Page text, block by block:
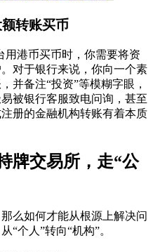
转账买币
用港币买币时，你需要将资
对于银行来说，你向一个素
并备注“投资”等模糊字眼，
被银行客服致电问询，甚至
册的金融机构转账有着本质
牌交易所，走“公
么如何才能从根源上解决问
“个人”转向“机构”。